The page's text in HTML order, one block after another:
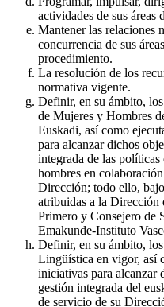
actividades de sus áreas
Mantener las relaciones
concurrencia de sus
procedimiento.
La resolución de los
normativa vigente.
Definir, en su ámbito,
de Mujeres y Hombres
Euskadi, así como
para alcanzar dichos
integrada de las
hombres en
Dirección; todo ello,
atribuidas a la Dirección
Primero y Consejero de
Emakunde-Instituto
Definir, en su ámbito,
Lingüística en vigor, así
iniciativas para alcanzar
gestión integrada del
de servicio de su